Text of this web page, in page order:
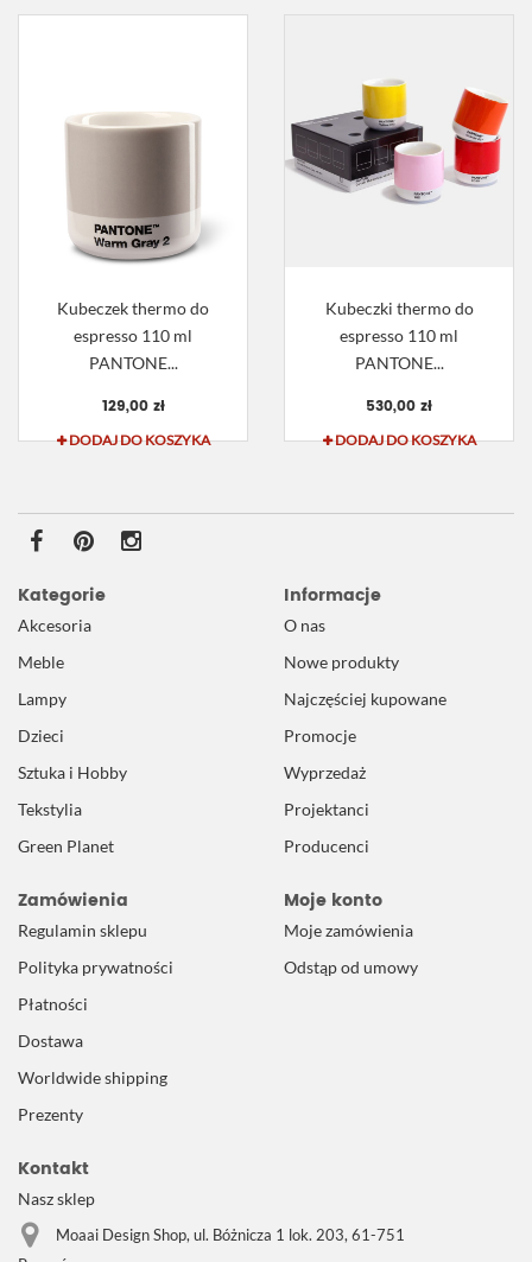
Kubeczek thermo do
espresso 110 ml
PANTONE...
129,00 zł
DODAJ DO KOSZYKA
Kubeczki thermo do
espresso 110 ml
PANTONE...
530,00 zł
DODAJ DO KOSZYKA
Kategorie
Akcesoria
Meble
Lampy
Dzieci
Sztuka i Hobby
Tekstylia
Green Planet
Informacje
O nas
Nowe produkty
Najczęściej kupowane
Promocje
Wyprzedaż
Projektanci
Producenci
Zamówienia
Regulamin sklepu
Polityka prywatności
Płatności
Dostawa
Worldwide shipping
Prezenty
Moje konto
Moje zamówienia
Odstąp od umowy
Kontakt
Nasz sklep
Moaai Design Shop, ul. Bóżnicza 1 lok. 203, 61-751